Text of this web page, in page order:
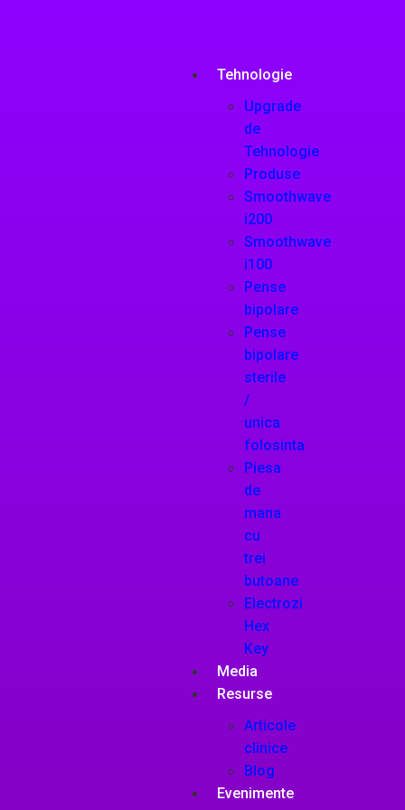
Tehnologie
Upgrade
de
Tehnologie
Produse
Smoothwave
i200
Smoothwave
i100
Pense
bipolare
Pense
bipolare
sterile
/
unica
folosinta
Piesa
de
mana
cu
trei
butoane
Electrozi
Hex
Key
Media
Resurse
Articole
clinice
Blog
Evenimente